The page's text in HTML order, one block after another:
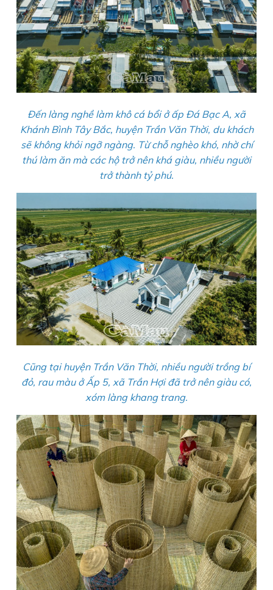
Đến làng nghề làm khô cá bổi ở ấp Đá Bạc A, xã
Khánh Bình Tây Bắc, huyện Trần Văn Thời, du khách
sẽ không khỏi ngỡ ngàng. Từ chỗ nghèo khó, nhờ chí
thú làm ăn mà các hộ trở nên khá giàu, nhiều người
trở thành tỷ phú.
Cũng tại huyện Trần Văn Thời, nhiều người trồng bí
đỏ, rau màu ở Ấp 5, xã Trần Hợi đã trở nên giàu có,
xóm làng khang trang.